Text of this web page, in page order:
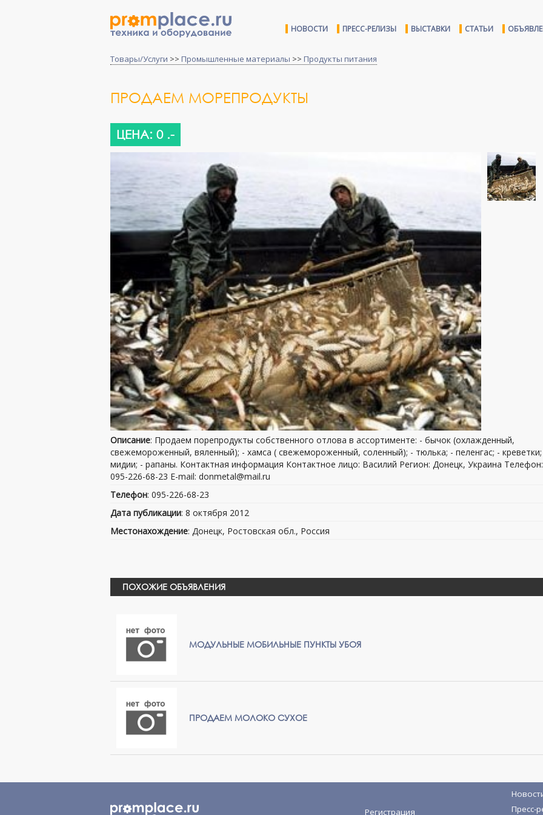
НОВОСТИ ПРЕСС-РЕЛИЗЫ ВЫСТАВКИ СТАТЬИ
Товары/Услуги >> Промышленные материалы >> Продукты питания
ПРОДАЕМ МОРЕПРОДУКТЫ
ЦЕНА: 0 .-
Описание: Продаем порепродукты собственного отлова в ассортименте: - бычок (охлажденный,
свежемороженный, вяленный); - хамса ( свежемороженный, соленный); - тюлька; - пеленгас; -
мидии; - рапаны. Контактная информация Контактное лицо: Василий Регион: Донецк, Украина Телефон:
095-226-68-23 E-mail: donmetal@mail.ru
Телефон: 095-226-68-23
Дата публикации: 8 октября 2012
Местонахождение: Донецк, Ростовская обл., Россия
ПОХОЖИЕ ОБЪЯВЛЕНИЯ
МОДУЛЬНЫЕ МОБИЛЬНЫЕ ПУНКТЫ УБОЯ
ПРОДАЕМ МОЛОКО СУХОЕ
Регистрация
Пресс-